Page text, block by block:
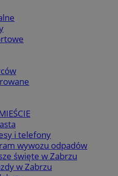
i telefony
wywozu odpadów
święte w Zabrzu
w Zabrzu